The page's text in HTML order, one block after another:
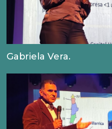
Gabriela Vera.